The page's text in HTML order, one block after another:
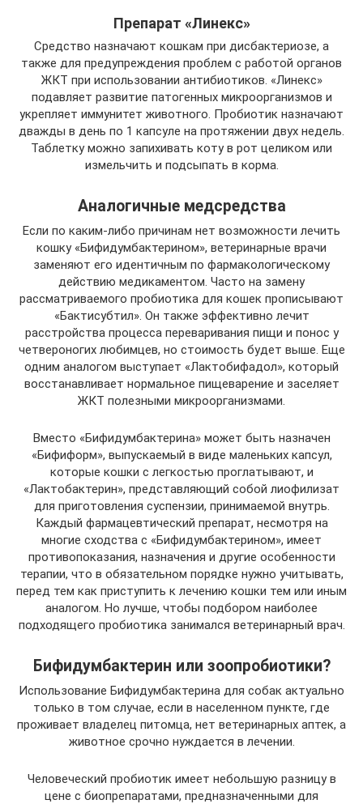
Препарат «Линекс»
Средство назначают кошкам при дисбактериозе, а
также для предупреждения проблем с работой органов
ЖКТ при использовании антибиотиков. «Линекс»
подавляет развитие патогенных микроорганизмов и
укрепляет иммунитет животного. Пробиотик назначают
дважды в день по 1 капсуле на протяжении двух недель.
Таблетку можно запихивать коту в рот целиком или
измельчить и подсыпать в корма.
Аналогичные медсредства
Если по каким-либо причинам нет возможности лечить
кошку «Бифидумбактерином», ветеринарные врачи
заменяют его идентичным по фармакологическому
действию медикаментом. Часто на замену
рассматриваемого пробиотика для кошек прописывают
«Бактисубтил». Он также эффективно лечит
расстройства процесса переваривания пищи и понос у
четвероногих любимцев, но стоимость будет выше. Еще
одним аналогом выступает «Лактобифадол», который
восстанавливает нормальное пищеварение и заселяет
ЖКТ полезными микроорганизмами.
Вместо «Бифидумбактерина» может быть назначен
«Бифиформ», выпускаемый в виде маленьких капсул,
которые кошки с легкостью проглатывают, и
«Лактобактерин», представляющий собой лиофилизат
для приготовления суспензии, принимаемой внутрь.
Каждый фармацевтический препарат, несмотря на
многие сходства с «Бифидумбактерином», имеет
противопоказания, назначения и другие особенности
терапии, что в обязательном порядке нужно учитывать,
перед тем как приступить к лечению кошки тем или иным
аналогом. Но лучше, чтобы подбором наиболее
подходящего пробиотика занимался ветеринарный врач.
Бифидумбактерин или зоопробиотики?
Использование Бифидумбактерина для собак актуально
только в том случае, если в населенном пункте, где
проживает владелец питомца, нет ветеринарных аптек, а
животное срочно нуждается в лечении.
Человеческий пробиотик имеет небольшую разницу в
цене с биопрепаратами, предназначенными для